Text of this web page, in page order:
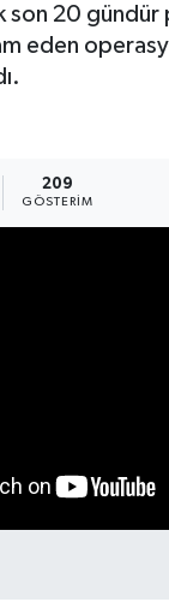
son 20
eden
209
GÖSTERIM